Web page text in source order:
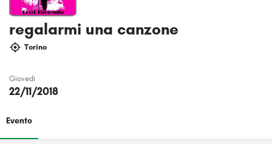
regalarmi una canzone
Torino
Giovedi
22/11/2018
Evento